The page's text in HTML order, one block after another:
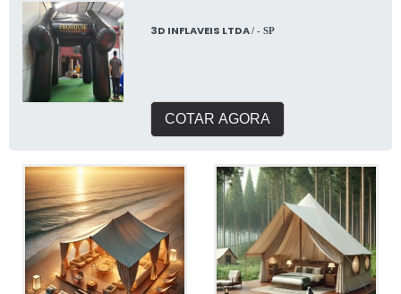
3D INFLAVEIS LTDA/ - SP
COTAR AGORA